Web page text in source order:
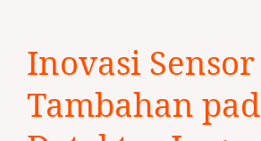
Inovasi Sensor
Tambahan
Sensor
pada